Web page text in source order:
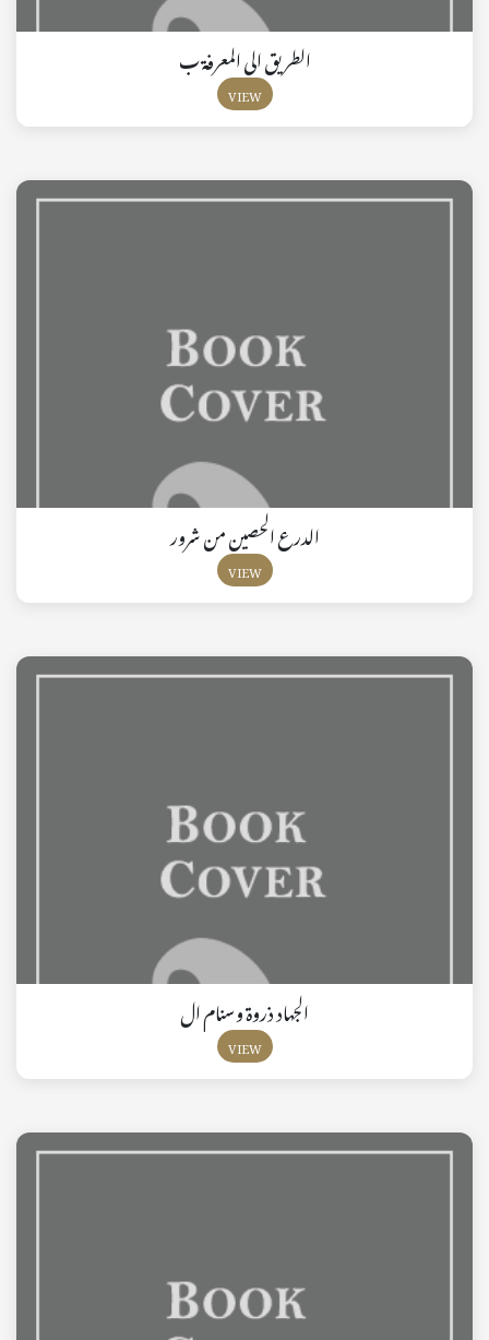
الطريق الى المعرفة ب
VIEW
الدرع الحصين من شرور
VIEW
الجهاد ذروة وسنام ال
VIEW